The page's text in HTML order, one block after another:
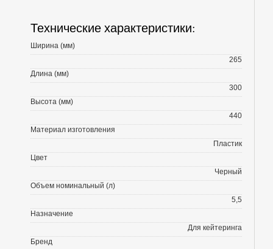
Технические характеристики:
Ширина (мм)
265
Длина (мм)
300
Высота (мм)
440
Материал изготовления
Пластик
Цвет
Черный
Объем номинальный (л)
5,5
Назначение
Для кейтеринга
Бренд